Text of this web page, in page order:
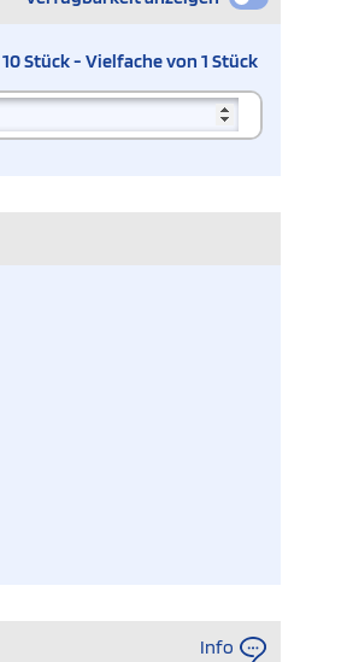
10 Stück - Vielfache von 1 Stück
Info